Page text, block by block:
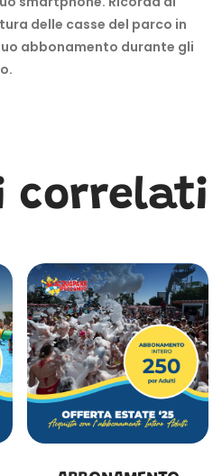
delle casse del parco in
abbonamento durante gli
correlati
Aggiungi al carrello